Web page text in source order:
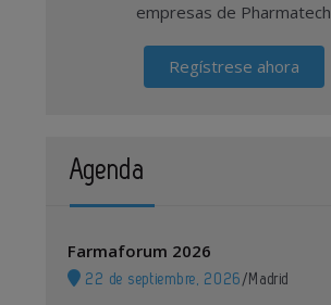
empresas de Pharmatech
Regístrese ahora
Agenda
Farmaforum 2026
22 de septiembre, 2026 / Madrid